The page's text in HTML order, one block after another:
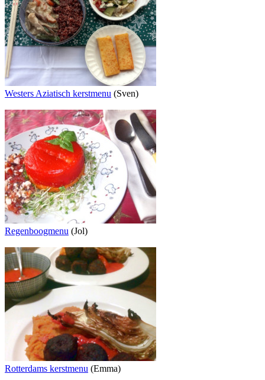
Westers Aziatisch kerstmenu (Sven)
Regenboogmenu (Jol)
Rotterdams kerstmenu (Emma)